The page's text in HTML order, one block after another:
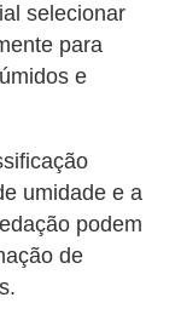
selecionar
para
e
umidade e a
podem
de